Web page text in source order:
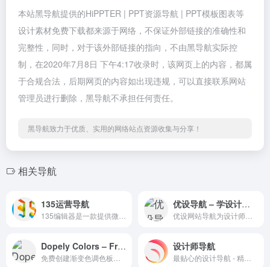
本站黑导航提供的HiPPTER | PPT资源导航 | PPT模板图表等
设计素材免费下载都来源于网络，不保证外部链接的准确性和
完整性，同时，对于该外部链接的指向，不由黑导航实际控
制，在2020年7月8日 下午4:17收录时，该网页上的内容，都属
于合规合法，后期网页的内容如出现违规，可以直接联系网站
管理员进行删除，黑导航不承担任何责任。
黑导航致力于优质、实用的网络站点资源收集与分享！
相关导航
135运营导航 优设导航 – 学设计从这里开始！
Dopely Colors – Free Color Palette Generator 设计师导航